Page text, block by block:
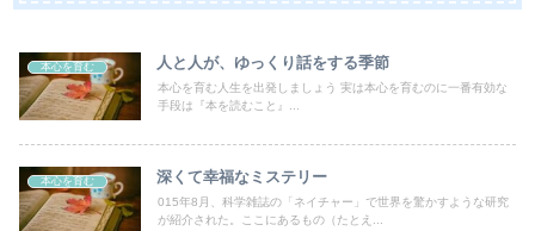
本心を育む 人と人が、ゆっくり話をする季節
本心を育む人生を出発しましょう 実は本心を育むのに一番有効な
手段は『本を読むこと』...
本心を育む 深くて幸福なミステリー
015年8月、科学雑誌の「ネイチャー」で世界を驚かすような研究
が紹介された。ここにあるもの（たとえ...